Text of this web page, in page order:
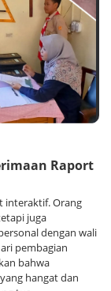
Raport
interaktif. Orang
juga
dengan wali
pembagian
bahwa
hangat dan